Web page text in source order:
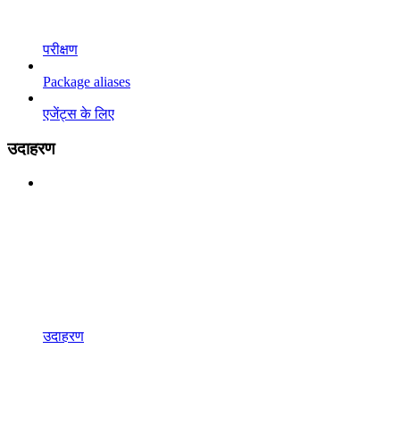
परीक्षण
Package aliases
एजेंट्स के लिए
उदाहरण
उदाहरण